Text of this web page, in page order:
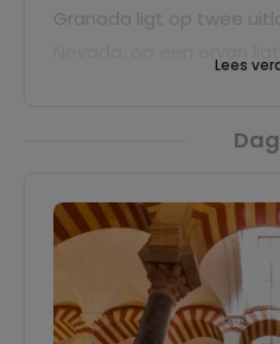
Granada ligt op twee
muurtjes. Op gezellige
de Alhambra en de
Lees